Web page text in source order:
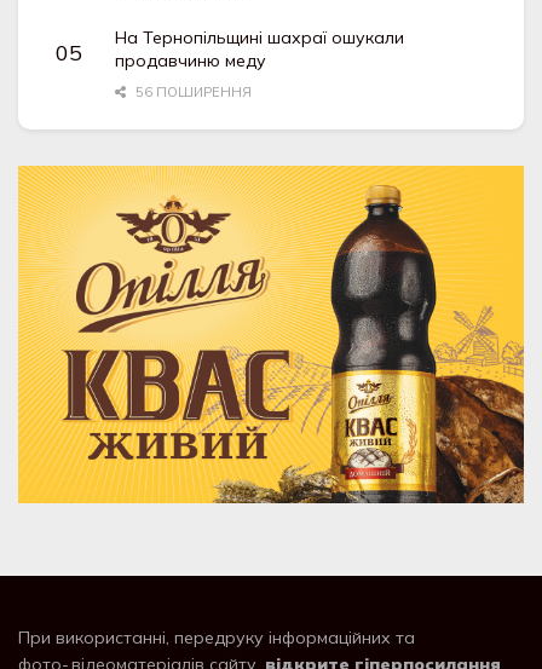
На Тернопільщині шахраї ошукали
продавчиню меду
56 ПОШИРЕННЯ
При використанні, передруку інформаційних та
фото-,відеоматеріалів сайту, відкрите гіперпосилання